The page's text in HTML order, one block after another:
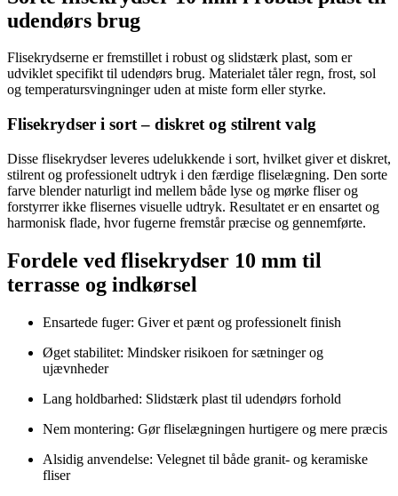
udendørs brug
Flisekrydserne er fremstillet i robust og slidstærk plast, som er
udviklet specifikt til udendørs brug. Materialet tåler regn, frost, sol
og temperatursvingninger uden at miste form eller styrke.
Flisekrydser i sort – diskret og stilrent valg
Disse flisekrydser leveres udelukkende i sort, hvilket giver et diskret,
stilrent og professionelt udtryk i den færdige fliselægning. Den sorte
farve blender naturligt ind mellem både lyse og mørke fliser og
forstyrrer ikke flisernes visuelle udtryk. Resultatet er en ensartet og
harmonisk flade, hvor fugerne fremstår præcise og gennemførte.
Fordele ved flisekrydser 10 mm til
terrasse og indkørsel
Ensartede fuger: Giver et pænt og professionelt finish
Øget stabilitet: Mindsker risikoen for sætninger og
ujævnheder
Lang holdbarhed: Slidstærk plast til udendørs forhold
Nem montering: Gør fliselægningen hurtigere og mere præcis
Alsidig anvendelse: Velegnet til både granit- og keramiske
fliser